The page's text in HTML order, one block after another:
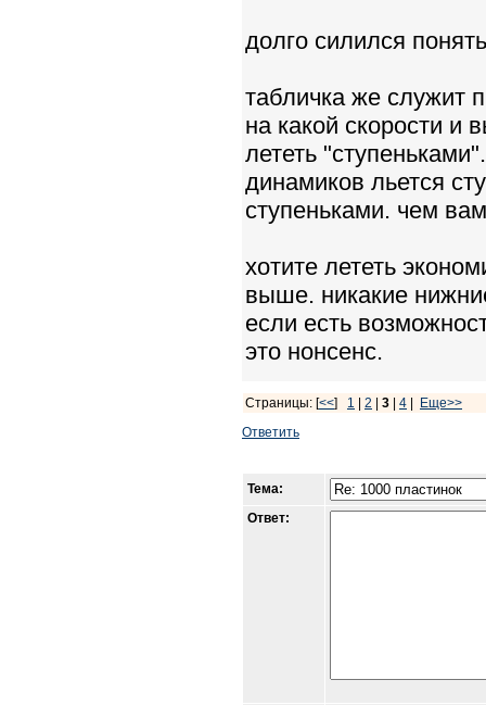
долго силился
табличка же служит
на какой скорости и
лететь
динамиков льется
ступеньками. чем
хотите лететь
выше. никакие
если есть
это нонсенс.
Страницы: [<<] 1 2 3 4
Еще>>
Ответить
Тема:
Ответ: